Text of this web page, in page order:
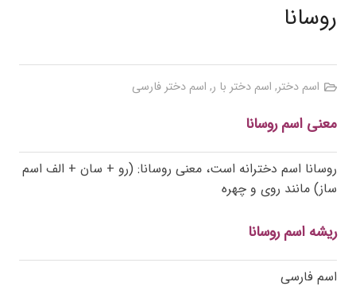
روسانا
اسم دختر, اسم دختر با ر, اسم دختر فارسی
معنی اسم روسانا
روسانا اسم دخترانه است، معنی روسانا: (رو + سان + الف اسم
ساز) مانند روی و چهره
ریشه اسم روسانا
اسم فارسی